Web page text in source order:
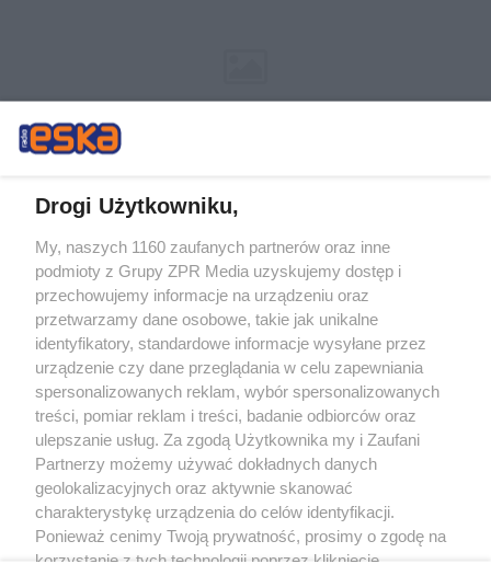
Żaden utwór zamieszczony w serwisie nie może być powielany i
rozpowszechniany lub dalej rozpowszechniany w jakikolwiek sposób (w
tym także elektroniczny lub mechaniczny) na jakimkolwiek polu
eksploatacji w jakiejkolwiek formie, włącznie z umieszczaniem w Internecie
bez pisemnej zgody właściciela praw. Jakiekolwiek użycie lub
wykorzystanie utworów w całości lub w części z naruszeniem prawa, tzn.
bez właściwej zgody, jest zabronione pod groźbą kary i może być ścigane
prawnie.
O nas
Drogi Użytkowniku,
My, naszych 1160 zaufanych partnerów oraz inne
podmioty z Grupy ZPR Media uzyskujemy dostęp i
przechowujemy informacje na urządzeniu oraz
przetwarzamy dane osobowe, takie jak unikalne
identyfikatory, standardowe informacje wysyłane przez
urządzenie czy dane przeglądania w celu zapewniania
spersonalizowanych reklam, wybór spersonalizowanych
treści, pomiar reklam i treści, badanie odbiorców oraz
ulepszanie usług. Za zgodą Użytkownika my i Zaufani
Partnerzy możemy używać dokładnych danych
geolokalizacyjnych oraz aktywnie skanować
charakterystykę urządzenia do celów identyfikacji.
Ponieważ cenimy Twoją prywatność, prosimy o zgodę na
korzystanie z tych technologii poprzez kliknięcie